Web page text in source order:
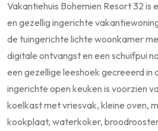
Vakantiehuis Bohemien Resort 32 is
en gezellig ingerichte
de tuingerichte lichte woonkamer
digitale ontvangst en een schuifpui
een gezellige leeshoek gecreeerd in
ingerichte open keuken is voorzien
koelkast met vriesvak, kleine oven,
kookplaat, waterkoker,